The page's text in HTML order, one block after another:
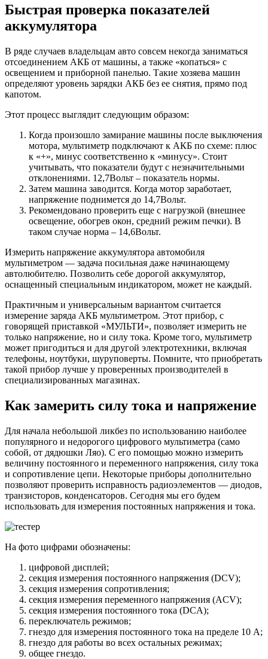
Быстрая проверка показателей
аккумулятора
В ряде случаев владельцам авто совсем некогда заниматься
отсоединением АКБ от машины, а также «копаться» с
освещением и приборной панелью. Такие хозяева машин
определяют уровень зарядки АКБ без ее снятия, прямо под
капотом.
Этот процесс выглядит следующим образом:
Когда произошло замирание машины после выключения
мотора, мультиметр подключают к АКБ по схеме: плюс
к «+», минус соответственно к «минусу». Стоит
учитывать, что показатели будут с незначительными
отклонениями. 12,7Вольт – показатель нормы.
Затем машина заводится. Когда мотор заработает,
напряжение поднимется до 14,7Вольт.
Рекомендовано проверить еще с нагрузкой (внешнее
освещение, обогрев окон, средний режим печки). В
таком случае норма – 14,6Вольт.
Измерить напряжение аккумулятора автомобиля
мультиметром — задача посильная даже начинающему
автолюбителю. Позволить себе дорогой аккумулятор,
оснащенный специальным индикатором, может не каждый.
Практичным и универсальным вариантом считается
измерение заряда АКБ мультиметром. Этот прибор, с
говорящей приставкой «МУЛЬТИ», позволяет измерить не
только напряжение, но и силу тока. Кроме того, мультиметр
может пригодиться и для другой электротехники, включая
телефоны, ноутбуки, шуруповерты. Помните, что приобретать
такой прибор лучше у проверенных производителей в
специализированных магазинах.
Как замерить силу тока и напряжение
Для начала небольшой ликбез по использованию наиболее
популярного и недорогого цифрового мультиметра (само
собой, от дядюшки Ляо). С его помощью можно измерить
величину постоянного и переменного напряжения, силу тока
и сопротивление цепи. Некоторые приборы дополнительно
позволяют проверить исправность радиоэлементов — диодов,
транзисторов, конденсаторов. Сегодня мы его будем
использовать для измерения постоянных напряжения и тока.
На фото цифрами обозначены:
цифровой дисплей;
секция измерения постоянного напряжения (DCV);
секция измерения сопротивления;
секция измерения переменного напряжения (ACV);
секция измерения постоянного тока (DCA);
переключатель режимов;
гнездо для измерения постоянного тока на пределе 10 А;
гнездо для работы во всех остальных режимах;
общее гнездо.